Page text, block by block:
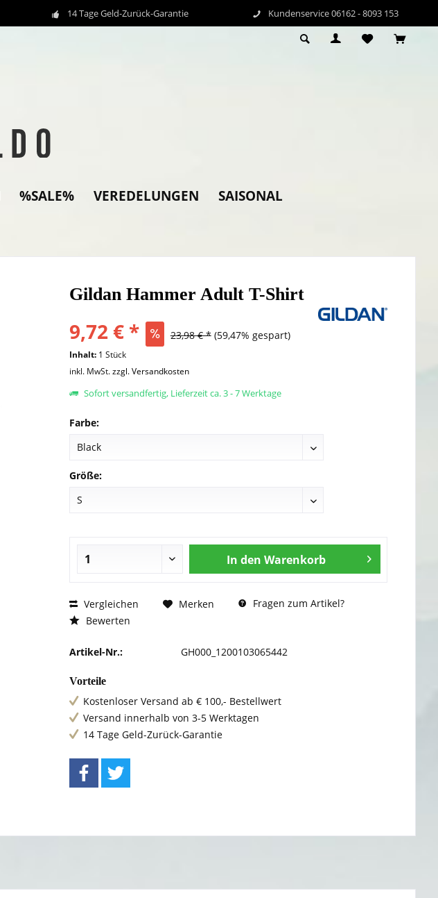
14 Tage Geld-Zurück-Garantie Kundenservice 06162 - 8093 153
%SALE% VEREDELUNGEN SAISONAL
Gildan Hammer Adult T-Shirt
9,72 € * 23,98 € * (59,47% gespart)
Inhalt: 1 Stück
inkl. MwSt.zzgl. Versandkosten
Sofort versandfertig, Lieferzeit ca. 3 - 7 Werktage
Farbe:
Größe:
In den Warenkorb
Vergleichen Merken
Fragen zum Artikel?
Bewerten
Artikel-Nr.: GH000_1200103065442
Vorteile
Kostenloser Versand ab € 100,- Bestellwert
Versand innerhalb von 3-5 Werktagen
14 Tage Geld-Zurück-Garantie